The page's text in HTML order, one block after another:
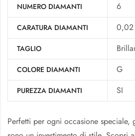
NUMERO DIAMANTI 6
CARATURA DIAMANTI
TAGLIO
COLORE DIAMANTI G
PUREZZA DIAMANTI SI
Perfetti per ogni occasione speciale,